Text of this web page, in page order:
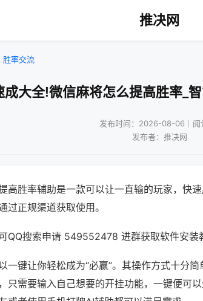
推决网
胜率交流
成大全!微信麻将怎么提高胜率_
发布时间：2026-08-06｜阅
发布者：推决网
高胜率辅助是一款可以让一直输的玩家，快
过正规渠道获取使用。
QQ搜索申请 549552478 进群获取软件安装
一键让你轻松成为“必赢”。其操作方式十分
只需要输入自己想要的开挂功能，一键便可